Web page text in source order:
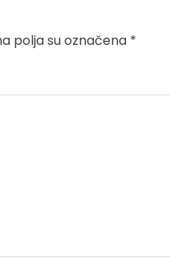
polja su označena *